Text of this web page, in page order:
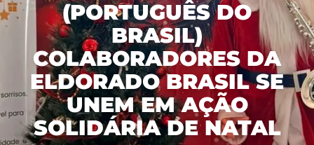
segurança da navegação.
Cookies de Desempenho/Performance
Permitem analisar acessos e
comportamento de navegação para
melhorar a performance do site.
公司
历史沿革
我们的文化
立足
业务、绩效和创新
我们的纸浆
生产链
林区
可持续性
可持续经营
废物管理
治理
管理模式
与投资者的关系
(PORTUGUÊS DO
BRASIL)
COLABORADORES DA
ELDORADO BRASIL SE
UNEM EM AÇÃO
SOLIDÁRIA DE NATAL